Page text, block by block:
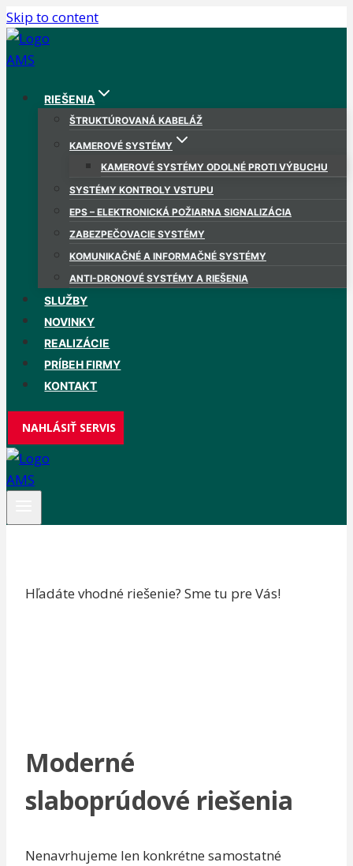
Skip to content
RIEŠENIA
ŠTRUKTÚROVANÁ KABELÁŽ
KAMEROVÉ SYSTÉMY
KAMEROVÉ SYSTÉMY ODOLNÉ PROTI VÝBUCHU
SYSTÉMY KONTROLY VSTUPU
EPS – ELEKTRONICKÁ POŽIARNA SIGNALIZÁCIA
ZABEZPEČOVACIE SYSTÉMY
KOMUNIKAČNÉ A INFORMAČNÉ SYSTÉMY
ANTI-DRONOVÉ SYSTÉMY A RIEŠENIA
SLUŽBY
NOVINKY
REALIZÁCIE
PRÍBEH FIRMY
KONTAKT
NAHLÁSIŤ SERVIS
Hľadáte vhodné riešenie? Sme tu pre Vás!
Moderné
slaboprúdové riešenia
Nenavrhujeme len konkrétne samostatné